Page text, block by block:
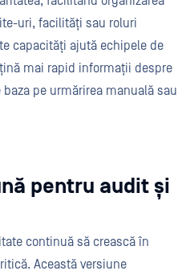
uri, facilități sau roluri
capacități ajută echipele de
mai rapid informații despre
pe urmărirea manuală sau
pentru audit și
continuă să crească în
Această versiune